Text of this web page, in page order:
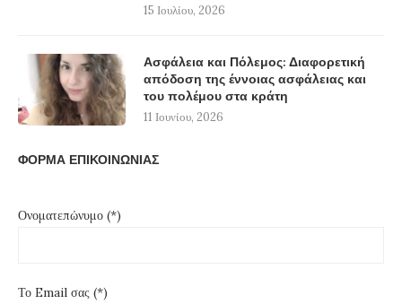
15 Ιουλίου, 2026
Ασφάλεια και Πόλεμος: Διαφορετική
απόδοση της έννοιας ασφάλειας και
του πολέμου στα κράτη
11 Ιουνίου, 2026
ΦΟΡΜΑ ΕΠΙΚΟΙΝΩΝΙΑΣ
Ονοματεπώνυμο (*)
Το Email σας (*)